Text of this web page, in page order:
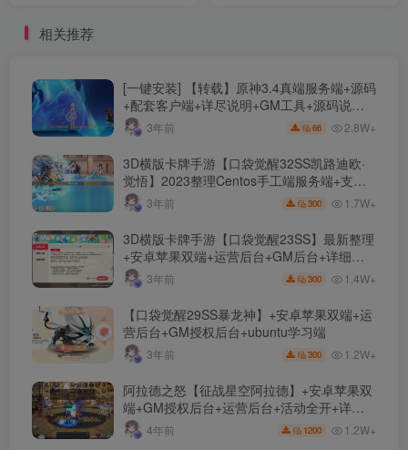
相关推荐
[一键安装] 【转载】原神3.4真端服务端+源码
+配套客户端+详尽说明+GM工具+源码说明
文件3年前 66 2.8W+
3D横版卡牌手游【口袋觉醒32SS凯路迪欧·
觉悟】2023整理Centos手工端服务端+支付
对接+安卓苹果双端+运营后台+GM授权后台
+代理后台
3年前 300 1.7W+
3D横版卡牌手游【口袋觉醒23SS】最新整理
+安卓苹果双端+运营后台+GM后台+详细搭
建教程3年前 300 1.4W+
【口袋觉醒29SS暴龙神】+安卓苹果双端+运
营后台+GM授权后台+ubuntu学习端
3年前 300 1.2W+
阿拉德之怒【征战星空阿拉德】+安卓苹果双
端+GM授权后台+运营后台+活动全开+详细
教程 4年前 1200 1.2W+